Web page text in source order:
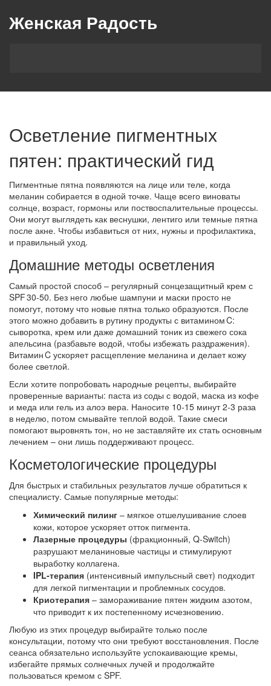
Женская Радость
Осветление пигментных
пятен: практический гид
Пигментные пятна появляются на лице или теле, когда
меланин собирается в одной точке. Чаще всего виноваты
солнце, возраст, гормоны или поствоспалительные процессы.
Они могут выглядеть как веснушки, лентиго или темные пятна
после акне. Чтобы избавиться от них, нужны и профилактика,
и правильный уход.
Домашние методы осветления
Самый простой способ – регулярный сонцезащитный крем с
SPF 30‑50. Без него любые шампуни и маски просто не
помогут, потому что новые пятна только образуются. После
этого можно добавить в рутину продукты с витамином C:
сыворотка, крем или даже домашний тоник из свежего сока
апельсина (разбавьте водой, чтобы избежать раздражения).
Витамин C ускоряет расщепление меланина и делает кожу
более светлой.
Если хотите попробовать народные рецепты, выбирайте
проверенные варианты: паста из соды с водой, маска из кофе
и меда или гель из алоэ вера. Наносите 10‑15 минут 2‑3 раза
в неделю, потом смывайте теплой водой. Такие смеси
помогают выровнять тон, но не заставляйте их стать основным
лечением – они лишь поддерживают процесс.
Косметологические процедуры
Для быстрых и стабильных результатов лучше обратиться к
специалисту. Самые популярные методы:
Химический пилинг – мягкое отшелушивание слоев
кожи, которое ускоряет отток пигмента.
Лазерные процедуры (фракционный, Q‑Switch)
разрушают меланиновые частицы и стимулируют
выработку коллагена.
IPL‑терапия (интенсивный импульсный свет) подходит
для легкой пигментации и проблемных сосудов.
Криотерапия – замораживание пятен жидким азотом,
что приводит к их постепенному исчезновению.
Любую из этих процедур выбирайте только после
консультации, потому что они требуют восстановления. После
сеанса обязательно используйте успокаивающие кремы,
избегайте прямых солнечных лучей и продолжайте
пользоваться кремом с SPF.